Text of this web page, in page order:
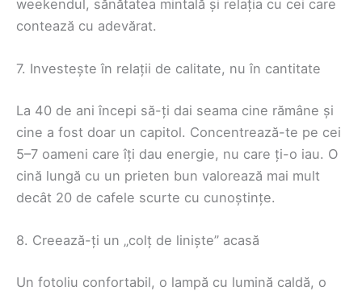
weekendul, sănătatea mintală și relația cu cei care
contează cu adevărat.
7. Investește în relații de calitate, nu în cantitate
La 40 de ani începi să-ți dai seama cine rămâne și
cine a fost doar un capitol. Concentrează-te pe cei
5–7 oameni care îți dau energie, nu care ți-o iau. O
cină lungă cu un prieten bun valorează mai mult
decât 20 de cafele scurte cu cunoștințe.
8. Creează-ți un „colț de liniște” acasă
Un fotoliu confortabil, o lampă cu lumină caldă, o